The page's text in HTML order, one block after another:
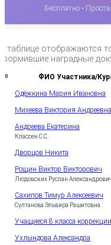
Бесплатно •
таблице отображаются
наградные
№ ФИО Участника/
Одёжкина Мария Ивановна
Михеева Виктория Андреевна
Андреева Екатерина
Классен С.С.
Дворцов Никита
Рощин Виктор Викторович
Людовских Руслан Александрович
Сахипов Тимур Алексеевич
Султанова Эльвира Рашитовна
Учащиеся 8 класса коррекции
Ухлындова Александра